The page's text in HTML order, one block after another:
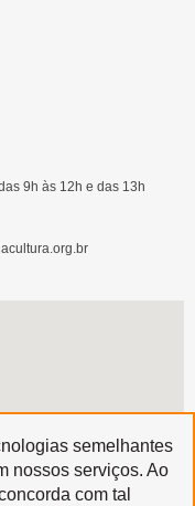
9h às 12h e das 13h
semelhantes
nossos serviços. Ao
com tal